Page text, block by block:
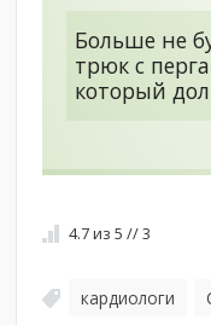
Больше не
трюк с
который
4.7из5 //3
кардиологи